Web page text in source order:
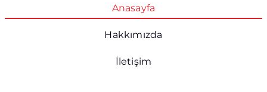
Anasayfa
Hakkımızda
İletişim